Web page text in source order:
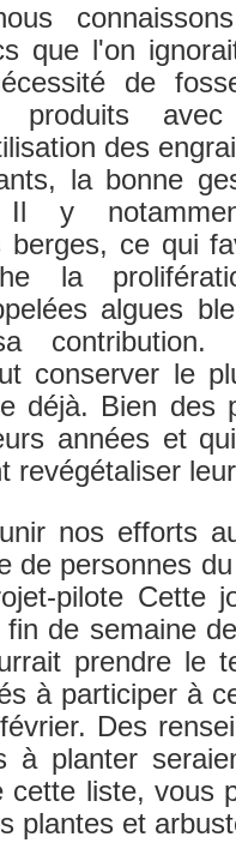
que l'on
de
produits
des
la bonne
Il y
berges, ce qui
la
algues
conserver le
déjà. Bien des
années et
revégétaliser
nos efforts
de personnes
pilote Cette
fin de semaine
prendre le
à participer à
Des
à planter
liste, vous
plantes et